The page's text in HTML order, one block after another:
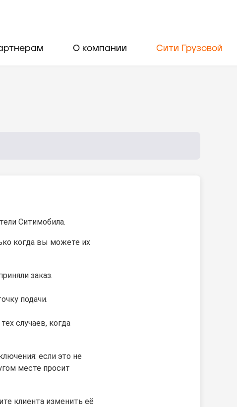
О компании Сити Грузовой
Ситимобила.
когда вы можете их
заказ.
подачи.
случаев, когда
если это не
месте просит
клиента изменить её